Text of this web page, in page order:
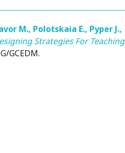
M., Polotskaia E., Pyper J.,
Strategies For Teaching
GCEDM.